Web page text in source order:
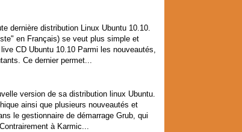
dernière distribution Linux Ubuntu 10.10.
en Français) se veut plus simple et
CD Ubuntu 10.10 Parmi les nouveautés,
Ce dernier permet...
version de sa distribution linux Ubuntu.
ainsi que plusieurs nouveautés et
le gestionnaire de démarrage Grub, qui
à Karmic...